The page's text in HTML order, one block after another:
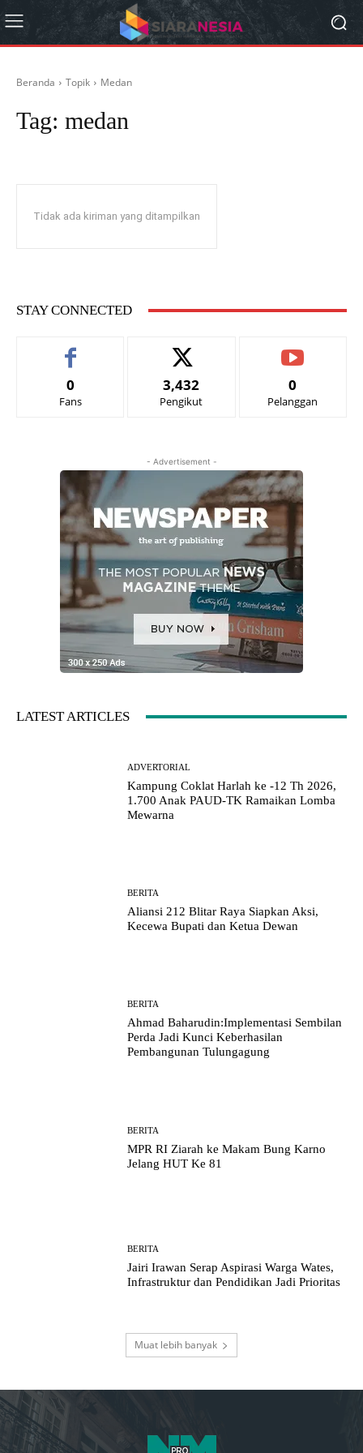
Beranda Topik Medan
Tag: medan
Tidak ada kiriman yang ditampilkan
STAY CONNECTED
0
Fans
3,432
Pengikut
0
Pelanggan
- Advertisement -
LATEST ARTICLES
ADVERTORIAL
Kampung Coklat Harlah ke -12 Th 2026,
1.700 Anak PAUD-TK Ramaikan Lomba
Mewarna
BERITA
Aliansi 212 Blitar Raya Siapkan Aksi,
Kecewa Bupati dan Ketua Dewan
BERITA
Ahmad Baharudin:Implementasi Sembilan
Perda Jadi Kunci Keberhasilan
Pembangunan Tulungagung
BERITA
MPR RI Ziarah ke Makam Bung Karno
Jelang HUT Ke 81
BERITA
Jairi Irawan Serap Aspirasi Warga Wates,
Infrastruktur dan Pendidikan Jadi Prioritas
Muat lebih banyak